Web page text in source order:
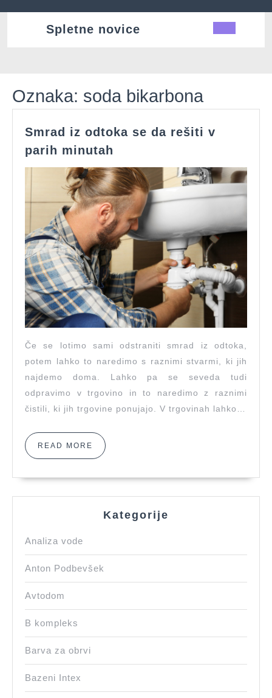
Spletne novice
Oznaka: soda bikarbona
Smrad iz odtoka se da rešiti v
parih minutah
odtoka
se
da
rešiti
v
parih
minutah
Če se lotimo sami odstraniti smrad iz odtoka,
potem lahko to naredimo s raznimi stvarmi, ki jih
najdemo doma. Lahko pa se seveda tudi
odpravimo v trgovino in to naredimo z raznimi
čistili, ki jih trgovine ponujajo. V trgovinah lahko…
READ MORE READ
MORE
Kategorije
Analiza vode
Anton Podbevšek
Avtodom
B kompleks
Barva za obrvi
Bazeni Intex